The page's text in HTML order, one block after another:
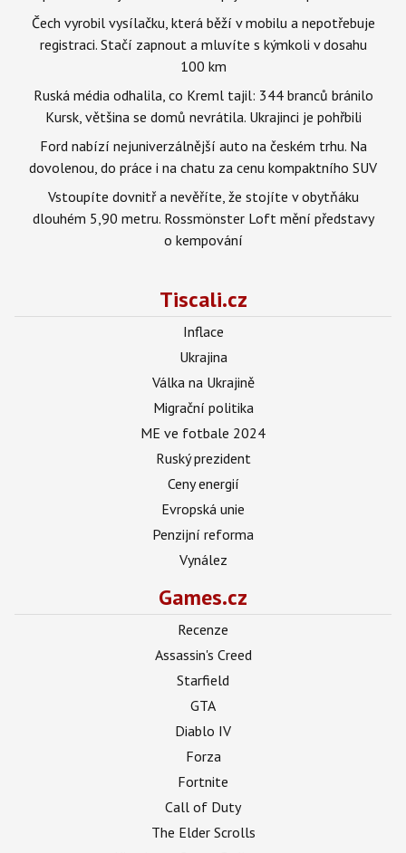
Čech vyrobil vysílačku, která běží v mobilu a nepotřebuje
registraci. Stačí zapnout a mluvíte s kýmkoli v dosahu
100 km
Ruská média odhalila, co Kreml tajil: 344 branců bránilo
Kursk, většina se domů nevrátila. Ukrajinci je pohřbili
Ford nabízí nejuniverzálnější auto na českém trhu. Na
dovolenou, do práce i na chatu za cenu kompaktního SUV
Vstoupíte dovnitř a nevěříte, že stojíte v obytňáku
dlouhém 5,90 metru. Rossmönster Loft mění představy
o kempování
Tiscali.cz
Inflace
Ukrajina
Válka na Ukrajině
Migrační politika
ME ve fotbale 2024
Ruský prezident
Ceny energií
Evropská unie
Penzijní reforma
Vynález
Games.cz
Recenze
Assassin's Creed
Starfield
GTA
Diablo IV
Forza
Fortnite
Call of Duty
The Elder Scrolls